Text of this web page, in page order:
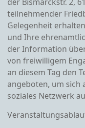
der Bismarckstr. 2,
teilnehmender
Gelegenheit
und Ihre
der Information
von freiwilligem
an diesem Tag den
angeboten, um sich
soziales Netzwerk